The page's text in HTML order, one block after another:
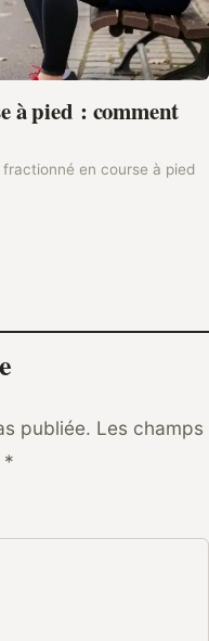
à pied : comment
en course à pied
publiée. Les champs
*